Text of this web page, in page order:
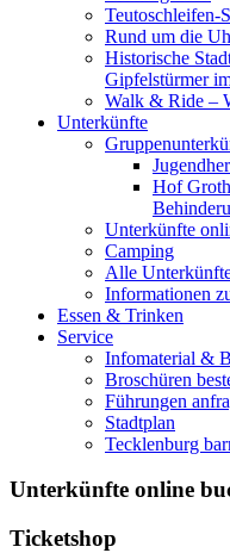
Teutoschleifen-
Rund um die
Historische
Gipfelstürmer
Walk & Ride –
Unterkünfte
Hof
Unterkünfte
Camping
Alle
Informationen
Essen & Trinken
Service
Infomaterial &
Broschüren
Führungen
Stadtplan
Tecklenburg
Unterkünfte online
Ticketshop